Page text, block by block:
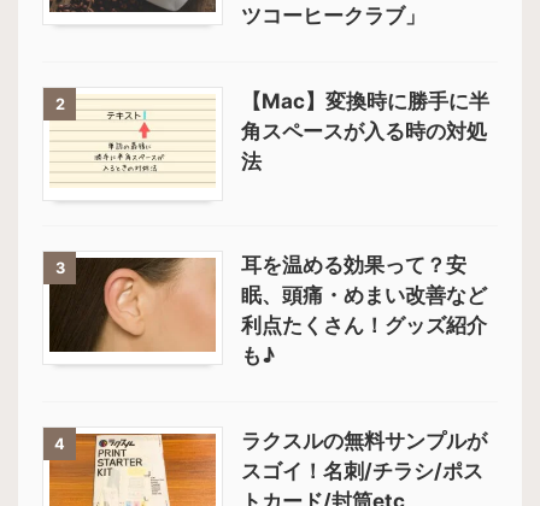
ツコーヒークラブ」
2
【Mac】変換時に勝手に半
角スペースが入る時の対処
法
3
耳を温める効果って？安
眠、頭痛・めまい改善など
利点たくさん！グッズ紹介
も♪
4
ラクスルの無料サンプルが
スゴイ！名刺/チラシ/ポス
トカード/封筒etc